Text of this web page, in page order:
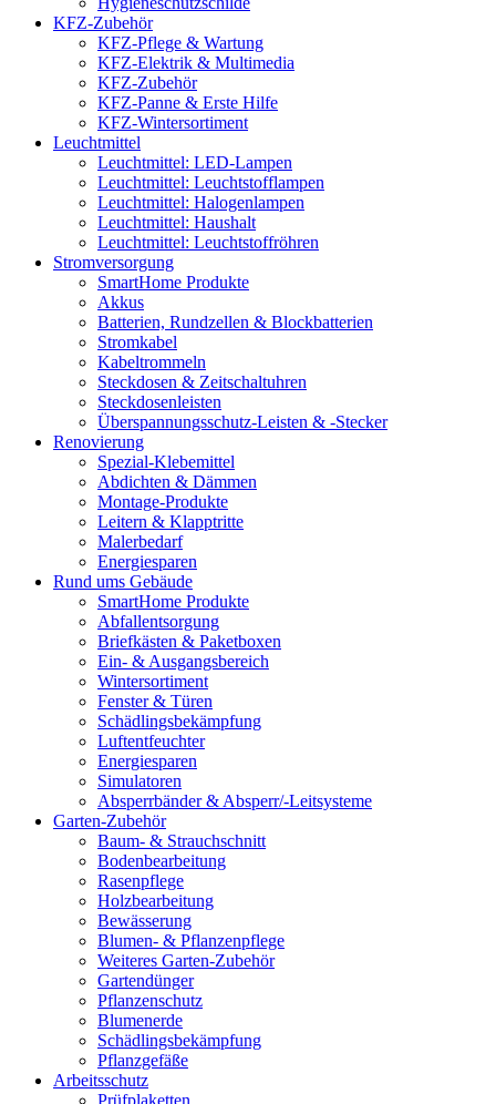
KFZ-Zubehör
KFZ-Pflege & Wartung
KFZ-Elektrik & Multimedia
KFZ-Zubehör
KFZ-Panne & Erste Hilfe
KFZ-Wintersortiment
Leuchtmittel
Leuchtmittel: LED-Lampen
Leuchtmittel: Leuchtstofflampen
Leuchtmittel: Halogenlampen
Leuchtmittel: Haushalt
Leuchtmittel: Leuchtstoffröhren
Stromversorgung
SmartHome Produkte
Akkus
Batterien, Rundzellen & Blockbatterien
Stromkabel
Kabeltrommeln
Steckdosen & Zeitschaltuhren
Steckdosenleisten
Überspannungsschutz-Leisten & -Stecker
Renovierung
Spezial-Klebemittel
Abdichten & Dämmen
Montage-Produkte
Leitern & Klapptritte
Malerbedarf
Energiesparen
Rund ums Gebäude
SmartHome Produkte
Abfallentsorgung
Briefkästen & Paketboxen
Ein- & Ausgangsbereich
Wintersortiment
Fenster & Türen
Schädlingsbekämpfung
Luftentfeuchter
Energiesparen
Simulatoren
Absperrbänder & Absperr/-Leitsysteme
Garten-Zubehör
Baum- & Strauchschnitt
Bodenbearbeitung
Rasenpflege
Holzbearbeitung
Bewässerung
Blumen- & Pflanzenpflege
Weiteres Garten-Zubehör
Gartendünger
Pflanzenschutz
Blumenerde
Schädlingsbekämpfung
Pflanzgefäße
Arbeitsschutz
Prüfplaketten